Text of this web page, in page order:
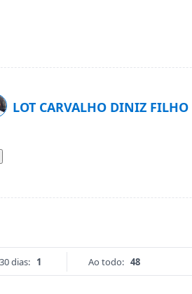
LOT CARVALHO DINIZ FILHO
dias: 1 Ao todo: 48